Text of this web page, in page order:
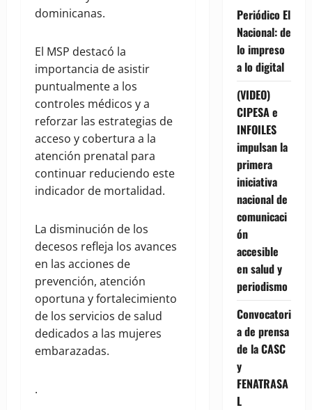
dominicanas.
El MSP destacó la
importancia de asistir
puntualmente a los
controles médicos y a
reforzar las estrategias de
acceso y cobertura a la
atención prenatal para
continuar reduciendo este
indicador de mortalidad.
La disminución de los
decesos refleja los avances
en las acciones de
prevención, atención
oportuna y fortalecimiento
de los servicios de salud
dedicados a las mujeres
embarazadas.
.
Periódico El
Nacional: de
lo impreso
a lo digital
(VIDEO)
CIPESA e
INFOILES
impulsan la
primera
iniciativa
nacional de
comunicaci
ón
accesible
en salud y
periodismo
Convocatori
a de prensa
de la CASC
y
FENATRASA
L